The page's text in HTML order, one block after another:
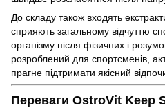
До складу також входять
сприяють загальному відчуттю
організму після фізичних і
розроблений для спортсменів,
прагне підтримати якісний
Переваги OstroVit Keep